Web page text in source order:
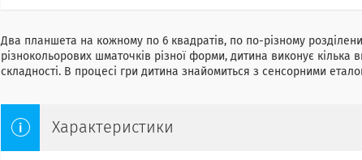
Два планшета на кожному по 6 квадратів, по по-різному
різнокольорових шматочків різної форми, дитина виконує кілька
складності. В процесі гри дитина знайомиться з сенсорними
Характеристики